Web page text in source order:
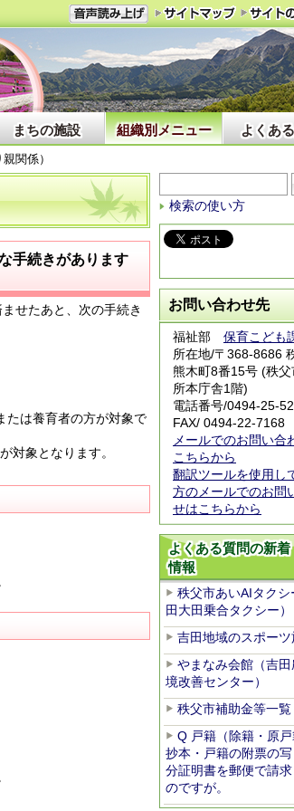
まちの施設 組織別メニュー よくあ
関係）
手続きがあります
せたあと、次の手続き
たは養育者の方が対象で
対象となります。
検索の使い方
お問い合わせ先
福祉部 保育こども
所在地/〒368-8686
熊木町8番15号 (秩父
所本庁舎1階)
電話番号/0494-25-
FAX/ 0494-22-7168
メールでのお問い合
こちらから
翻訳ツールを使用し
方のメールでのお問
せはこちらから
よくある質問の新着
情報
秩父市あいAIタクシ
田大田乗合タクシー）
吉田地域のスポーツ
やまなみ会館（吉
境改善センター）
秩父市補助金等一覧
Q 戸籍（除籍・原
抄本・戸籍の附票の
分証明書を郵便で請
のですが。